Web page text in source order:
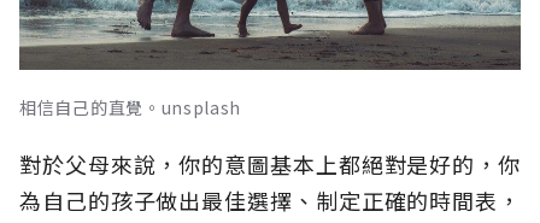
相信自己的直覺。unsplash
對於父母來說，你的意圖基本上都絕對是好的，你
為自己的孩子做出最佳選擇、制定正確的時間表，